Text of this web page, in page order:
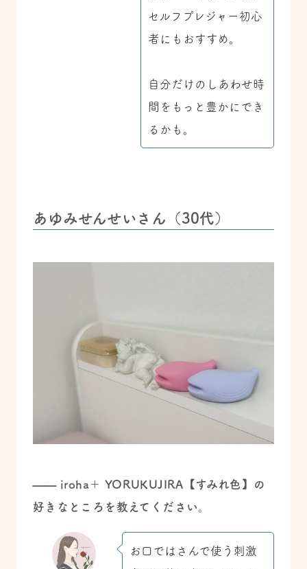
セルフプレジャー初心
者にもおすすめ。
自分だけのしあわせ時
間をもっと豊かにでき
るかも。
あゆみせんせいさん（30代）
—— iroha＋ YORUKUJIRA【すみれ色】の
好きなところを教えてください。
お口ではさんで使う刺激